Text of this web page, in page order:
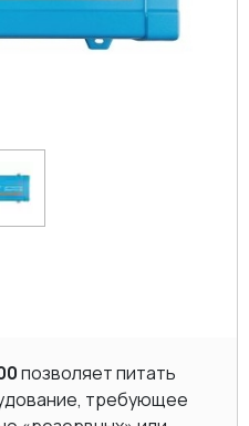
позволяет питать
требующее